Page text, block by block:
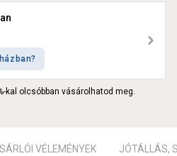
kal olcsóbban vásárolhatod meg.
VÉLEMÉNYEK JÓTÁLLÁS,